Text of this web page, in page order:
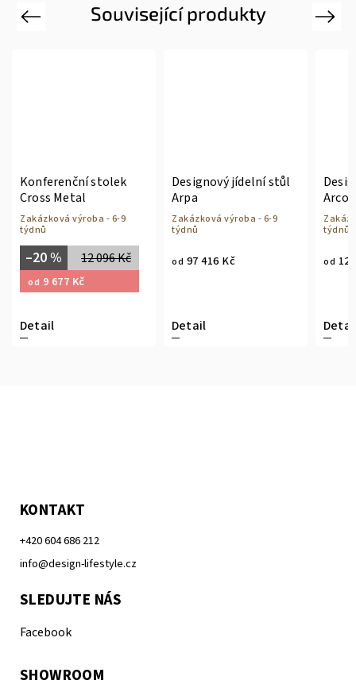
Související produkty
Previous
Konferenční stolek
Cross Metal
Zakázková výroba - 6-9
týdnů
12 096 Kč
–20 %
9 677 Kč
Detail
Designový jídelní stůl
Arpa
Zakázková výroba - 6-9
týdnů
97 416 Kč
Detail
Arco
týdnů
123
Detail
Next
KONTAKT
+420 604 686 212
info@design-lifestyle.cz
SLEDUJTE NÁS
Facebook
SHOWROOM